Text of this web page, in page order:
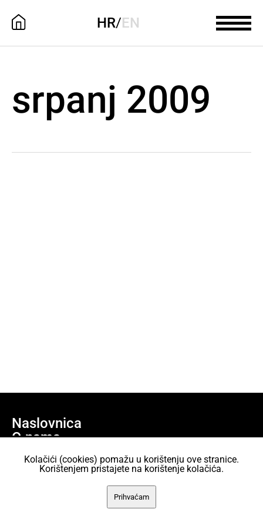
HR/EN
srpanj 2009
Naslovnica
O nama
Učlani se
Projekti
AKC Attack Sav sadržaj dan je na korištenje pod licencom Creative
Kolačići (cookies) pomažu u korištenju ove stranice.
Korištenjem pristajete na korištenje kolačića.
Prihvaćam